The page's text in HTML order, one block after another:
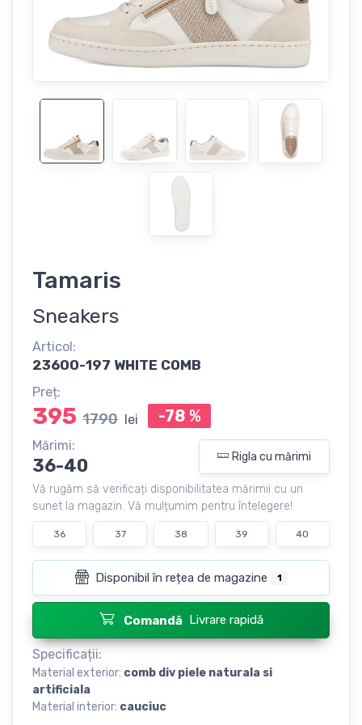
Tamaris
Sneakers
Articol:
23600-197 WHITE COMB
Preț:
395 1790 lei -78%
Mărimi:
36-40 Rigla cu mărimi
Vă rugăm să verificați disponibilitatea mărimii cu un
sunet la magazin. Vă mulțumim pentru întelegere!
36 37 38 39 40
Disponibil în rețea de magazine 1
Comandă Livrare rapidă
Specificații:
Material exterior: сomb div piele naturala si
artificiala
Material interior: cauciuc